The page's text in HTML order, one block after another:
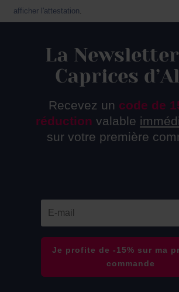
afficher l'attestation
La
Caprices
Recevez un code de
réduction valable
sur votre première
Je profite de -15% sur ma
commande